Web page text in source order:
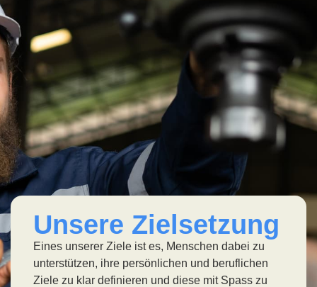
Unsere Zielsetzung
Eines unserer Ziele ist es, Menschen dabei zu
unterstützen, ihre persönlichen und beruflichen
Ziele zu klar definieren und diese mit Spass zu